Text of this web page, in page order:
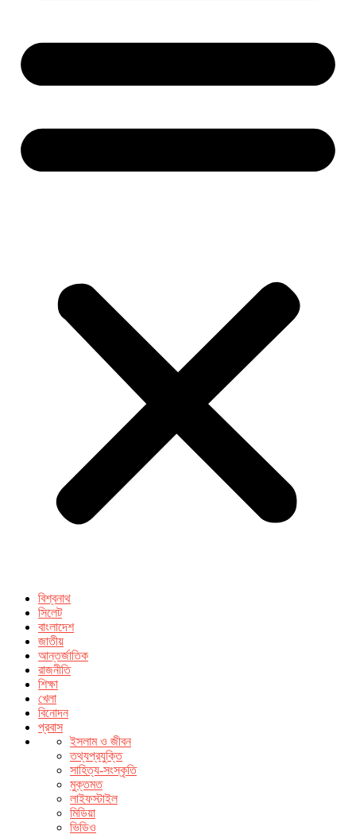
বিশ্বনাথ
সিলেট
বাংলাদেশ
জাতীয়
আন্তর্জাতিক
রাজনীতি
শিক্ষা
খেলা
বিনোদন
প্রবাস
ইসলাম ও জীবন
তথ্যপ্রযুক্তি
সাহিত্য-সংস্কৃতি
মুক্তমত
লাইফস্টাইল
মিডিয়া
ভিডিও